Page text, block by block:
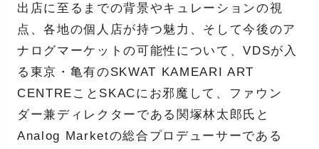
出店に至るまでの背景やキュレーションの視
点、各地の個人店が持つ魅力、そして今後のア
ナログマーケットの可能性について、VDSが入
る東京・亀有のSKWAT KAMEARI ART
CENTREことSKACにお邪魔して、ファウン
ダー兼ディレクターである関塚林太郎氏と
Analog Marketの総合プロデューサーである